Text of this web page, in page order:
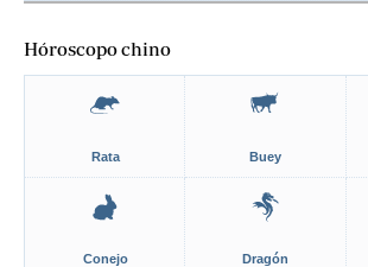
Hóroscopo chino
Rata Buey
Conejo Dragón